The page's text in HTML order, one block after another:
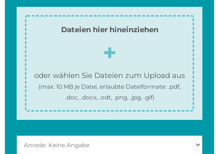
Dateien hier hineinziehen
oder wählen Sie Dateien zum Upload aus
(max. 10 MBje Datei, erlaubte Dateiformate: .pdf,
.doc, .docx, .odt, .png, .jpg, .gif)